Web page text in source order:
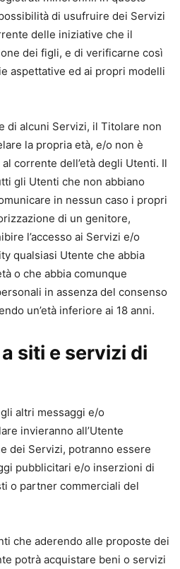
di usufruire dei Servizi
delle iniziative che il
dei figli, e di verificarne così
aspettative ed ai propri modelli
di alcuni Servizi, il Titolare non
la propria età, e/o non è
corrente dell’età degli Utenti. Il
gli Utenti che non abbiano
in nessun caso i propri
di un genitore,
l’accesso ai Servizi e/o
qualsiasi Utente che abbia
o che abbia comunque
in assenza del consenso
un’età inferiore ai 18 anni.
siti e servizi di
altri messaggi e/o
invieranno all’Utente
dei Servizi, potranno essere
pubblicitari e/o inserzioni di
o partner commerciali del
che aderendo alle proposte dei
potrà acquistare beni o servizi